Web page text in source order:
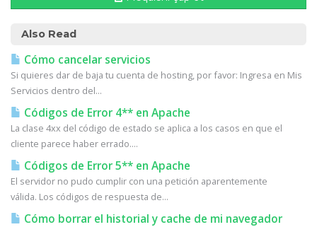
Also Read
Cómo cancelar servicios
Si quieres dar de baja tu cuenta de hosting, por favor: Ingresa en Mis
Servicios dentro del...
Códigos de Error 4** en Apache
La clase 4xx del código de estado se aplica a los casos en que el
cliente parece haber errado....
Códigos de Error 5** en Apache
El servidor no pudo cumplir con una petición aparentemente
válida. Los códigos de respuesta de...
Cómo borrar el historial y cache de mi navegador